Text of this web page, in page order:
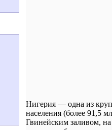
Нигерия — одна из
населения (более 91,5
Гвинейским заливом,